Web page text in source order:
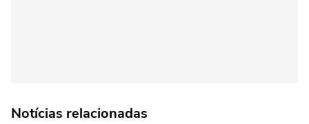
Notícias relacionadas